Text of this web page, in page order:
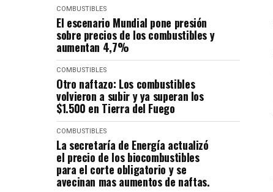
COMBUSTIBLES
El escenario Mundial pone presión
sobre precios de los combustibles y
aumentan 4,7%
COMBUSTIBLES
Otro naftazo: Los combustibles
volvieron a subir y ya superan los
$1.500 en Tierra del Fuego
COMBUSTIBLES
La secretaría de Energía actualizó
el precio de los biocombustibles
para el corte obligatorio y se
avecinan mas aumentos de naftas.